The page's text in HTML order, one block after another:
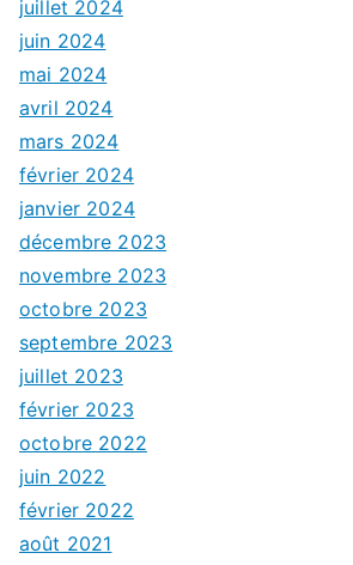
juillet 2024
juin 2024
mai 2024
avril 2024
mars 2024
février 2024
janvier 2024
décembre 2023
novembre 2023
octobre 2023
septembre 2023
juillet 2023
février 2023
octobre 2022
juin 2022
février 2022
août 2021